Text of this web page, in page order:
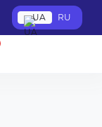
UA RU